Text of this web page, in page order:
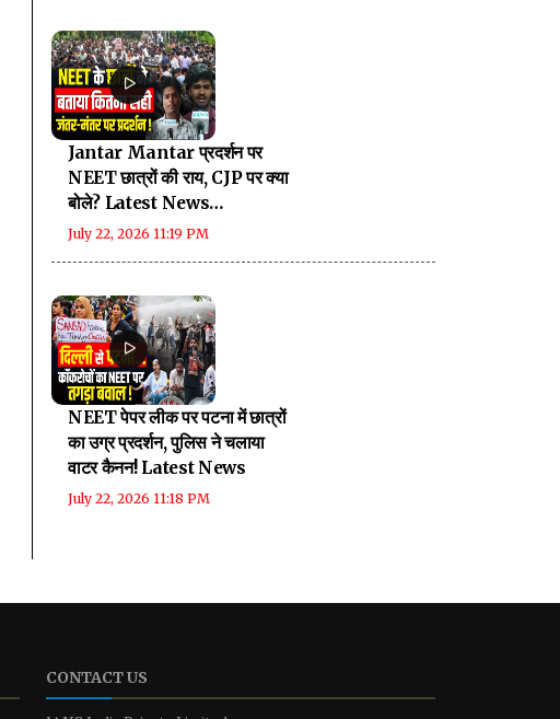
Jantar Mantar प्रदर्शन पर
NEET छात्रों की राय, CJP पर क्या
बोले? Latest News
Breaking
July 22, 2026 11:19 PM
NEET पेपर लीक पर पटना में छात्रों
का उग्र प्रदर्शन, पुलिस ने चलाया
वाटर कैनन! Latest News
July 22, 2026 11:18 PM
CONTACT US